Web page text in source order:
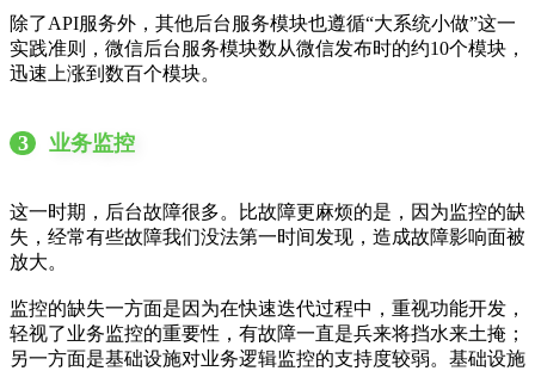
除了API服务外，其他后台服务模块也遵循“大系统小做”这一
实践准则，微信后台服务模块数从微信发布时的约10个模块，
迅速上涨到数百个模块。
3 业务监控
这一时期，后台故障很多。比故障更麻烦的是，因为监控的缺
失，经常有些故障我们没法第一时间发现，造成故障影响面被
放大。
监控的缺失一方面是因为在快速迭代过程中，重视功能开发，
轻视了业务监控的重要性，有故障一直是兵来将挡水来土掩；
另一方面是基础设施对业务逻辑监控的支持度较弱。基础设施